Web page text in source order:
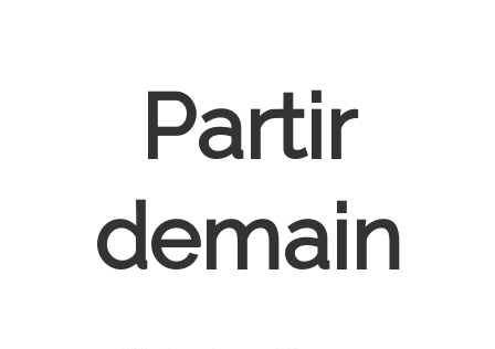
Partir
demain